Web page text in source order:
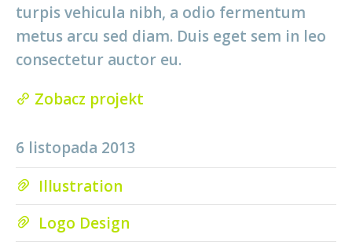
turpis vehicula nibh, a odio fermentum
metus arcu sed diam. Duis eget sem in leo
consectetur auctor eu.
Zobacz projekt
6 listopada 2013
Illustration
Logo Design